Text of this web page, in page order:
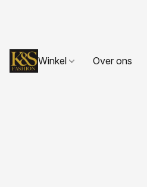
Winkel Over ons